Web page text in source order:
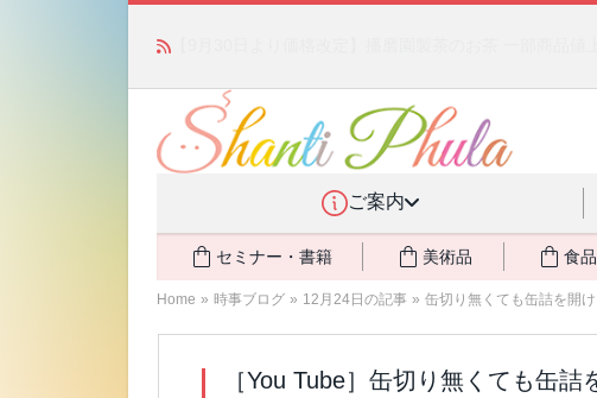
ご案内
セミナー・書籍 美術品 食品
Home » 時事ブログ » 12月24日の記事 » 缶切り無くても缶詰を開
［You Tube］缶切り無くても缶